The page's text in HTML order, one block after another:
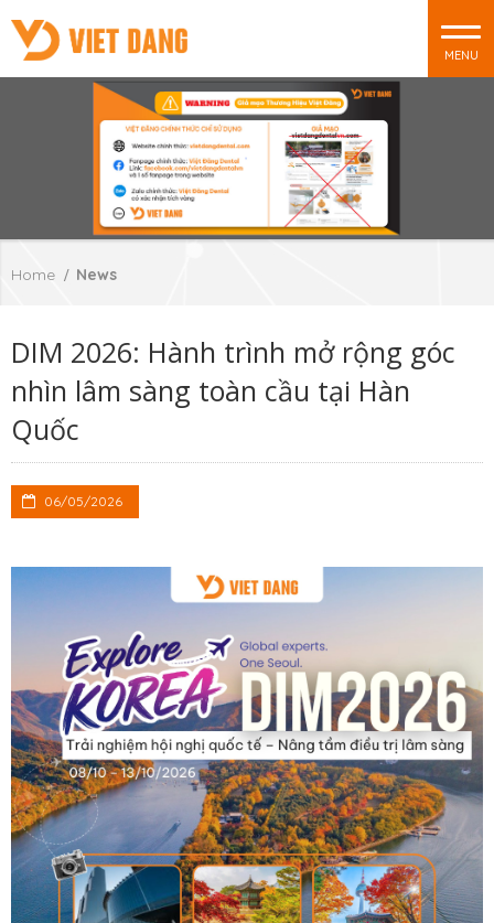
MENU
Home News
DIM 2026: Hành trình mở rộng góc
nhìn lâm sàng toàn cầu tại Hàn
Quốc
06/05/2026